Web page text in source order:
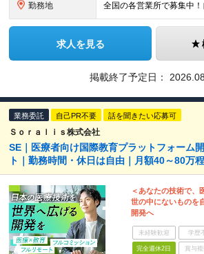
勤務地
求人を見る
掲載終了予定日：
業務委託 自己PR不要 話を聞きたい応募可
Ｓｏｒａｌｉｓ株式会社
SE｜医療者向け国際教育プラットフォーム
ト｜勤務時間・休日は自由｜月額40～80万
＜あなたの技術で、
世の中にないものを
開発へ
未経験歓迎 学歴
完全週休2日 賞与複